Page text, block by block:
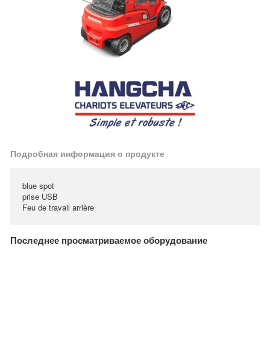
Подробная информация о продукте
blue spot
prise USB
Feu de travail arrière
Последнее просматриваемое оборудование